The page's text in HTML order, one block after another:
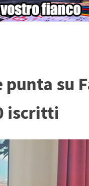
su
iscritti